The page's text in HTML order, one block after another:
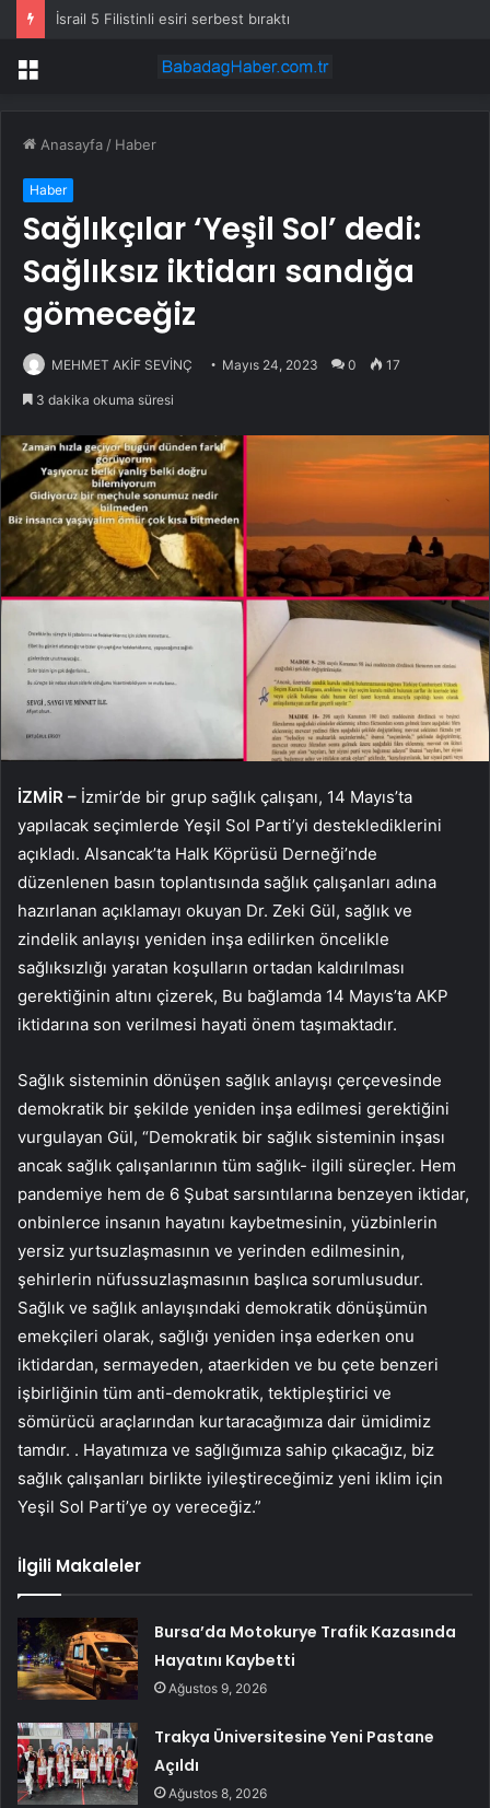
İsrail 5 Filistinli esiri serbest bıraktı
Menü
Anasayfa / Haber
Haber
Sağlıkçılar ‘Yeşil Sol’ dedi:
Sağlıksız iktidarı sandığa
gömeceğiz
MEHMET AKİF SEVİNÇ Mayıs 24, 2023 0 17
3 dakika okuma süresi
İZMİR – İzmir’de bir grup sağlık çalışanı, 14 Mayıs’ta
yapılacak seçimlerde Yeşil Sol Parti’yi desteklediklerini
açıkladı. Alsancak’ta Halk Köprüsü Derneği’nde
düzenlenen basın toplantısında sağlık çalışanları adına
hazırlanan açıklamayı okuyan Dr. Zeki Gül, sağlık ve
zindelik anlayışı yeniden inşa edilirken öncelikle
sağlıksızlığı yaratan koşulların ortadan kaldırılması
gerektiğinin altını çizerek, Bu bağlamda 14 Mayıs’ta AKP
iktidarına son verilmesi hayati önem taşımaktadır.
Sağlık sisteminin dönüşen sağlık anlayışı çerçevesinde
demokratik bir şekilde yeniden inşa edilmesi gerektiğini
vurgulayan Gül, “Demokratik bir sağlık sisteminin inşası
ancak sağlık çalışanlarının tüm sağlık- ilgili süreçler. Hem
pandemiye hem de 6 Şubat sarsıntılarına benzeyen iktidar,
onbinlerce insanın hayatını kaybetmesinin, yüzbinlerin
yersiz yurtsuzlaşmasının ve yerinden edilmesinin,
şehirlerin nüfussuzlaşmasının başlıca sorumlusudur.
Sağlık ve sağlık anlayışındaki demokratik dönüşümün
emekçileri olarak, sağlığı yeniden inşa ederken onu
iktidardan, sermayeden, ataerkiden ve bu çete benzeri
işbirliğinin tüm anti-demokratik, tektipleştirici ve
sömürücü araçlarından kurtaracağımıza dair ümidimiz
tamdır. . Hayatımıza ve sağlığımıza sahip çıkacağız, biz
sağlık çalışanları birlikte iyileştireceğimiz yeni iklim için
Yeşil Sol Parti’ye oy vereceğiz.”
İlgili Makaleler
Bursa’da Motokurye Trafik Kazasında
Hayatını Kaybetti
Ağustos 9, 2026
Trakya Üniversitesine Yeni Pastane
Açıldı
Ağustos 8, 2026